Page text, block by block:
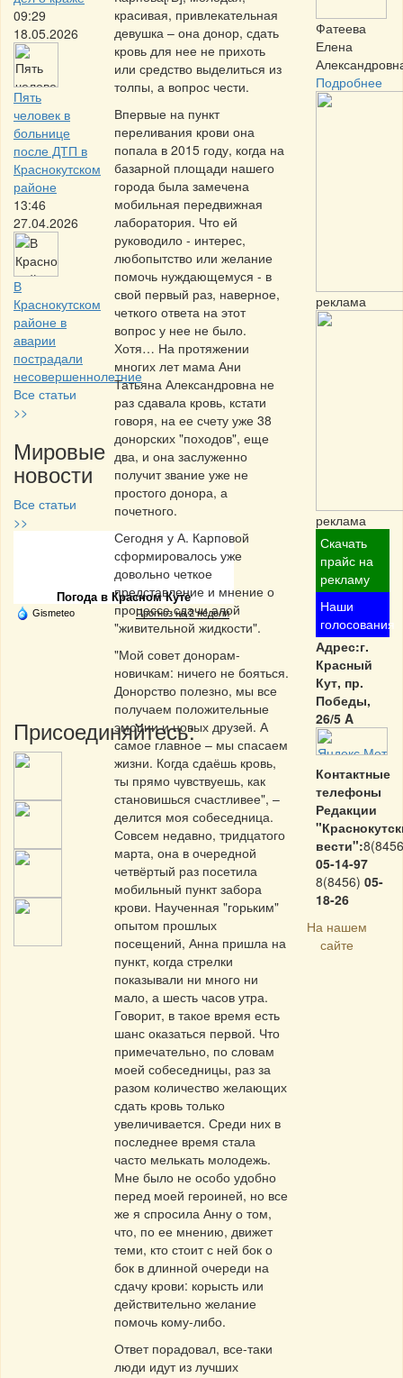
09:29
18.05.2026
Пять
человек в
больнице
после ДТП в
Краснокутском
районе
13:46
27.04.2026
В
Краснокутском
районе в
аварии
пострадали
несовершеннолетние
Все статьи
>>
Мировые
новости
Все статьи
>>
Частная реклама
Погода в Красном Куте
Gismeteo Прогноз на 2 недели
Присоединяйтесь:
красивая, привлекательная
девушка – она донор, сдать
кровь для нее не прихоть
или средство выделиться из
толпы, а вопрос чести.
Впервые на пункт
переливания крови она
попала в 2015 году, когда на
базарной площади нашего
города была замечена
мобильная передвижная
лаборатория. Что ей
руководило - интерес,
любопытство или желание
помочь нуждающемуся - в
свой первый раз, наверное,
четкого ответа на этот
вопрос у нее не было.
Хотя… На протяжении
многих лет мама Ани
Татьяна Александровна не
раз сдавала кровь, кстати
говоря, на ее счету уже 38
донорских "походов", еще
два, и она заслуженно
получит звание уже не
простого донора, а
почетного.
Сегодня у А. Карповой
сформировалось уже
довольно четкое
представление и мнение о
процессе сдачи алой
"живительной жидкости".
"Мой совет донорам-
новичкам: ничего не бояться.
Донорство полезно, мы все
получаем положительные
эмоции и новых друзей. А
самое главное – мы спасаем
жизни. Когда сдаёшь кровь,
ты прямо чувствуешь, как
становишься счастливее", –
делится моя собеседница.
Совсем недавно, тридцатого
марта, она в очередной
четвёртый раз посетила
мобильный пункт забора
крови. Наученная "горьким"
опытом прошлых
посещений, Анна пришла на
пункт, когда стрелки
показывали ни много ни
мало, а шесть часов утра.
Говорит, в такое время есть
шанс оказаться первой. Что
примечательно, по словам
моей собеседницы, раз за
разом количество желающих
сдать кровь только
увеличивается. Среди них в
последнее время стала
часто мелькать молодежь.
Мне было не особо удобно
перед моей героиней, но все
же я спросила Анну о том,
что, по ее мнению, движет
теми, кто стоит с ней бок о
бок в длинной очереди на
сдачу крови: корысть или
действительно желание
помочь кому-либо.
Ответ порадовал, все-таки
люди идут из лучших
Фатеева
Елена
Подробнее
реклама
реклама
Скачать
прайс на
рекламу
Наши
голосования
Адрес:г.
Красный
Кут, пр.
Победы,
26/5 A
Контактные
телефоны
Редакции
вести":
05-14-97
8(8456) 05-
18-26
На нашем
сайте